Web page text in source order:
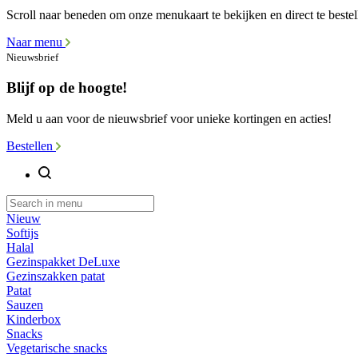
Scroll naar beneden om onze menukaart te bekijken en direct te
Naar menu
Nieuwsbrief
Blijf op de hoogte!
Meld u aan voor de nieuwsbrief voor unieke kortingen en acties!
Bestellen
Nieuw
Softijs
Halal
Gezinspakket DeLuxe
Gezinszakken patat
Patat
Sauzen
Kinderbox
Snacks
Vegetarische snacks